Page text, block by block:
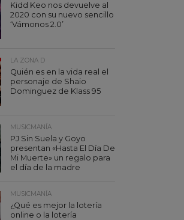
Kidd Keo nos devuelve al
2020 con su nuevo sencillo
‘Vámonos 2.0’
LA ZONA D
Quién es en la vida real el
personaje de Shaio
Dominguez de Klass 95
MUSICMANÍA
PJ Sin Suela y Goyo
presentan «Hasta El Día De
Mi Muerte» un regalo para
el día de la madre
MUSICMANÍA
¿Qué es mejor la lotería
online o la lotería